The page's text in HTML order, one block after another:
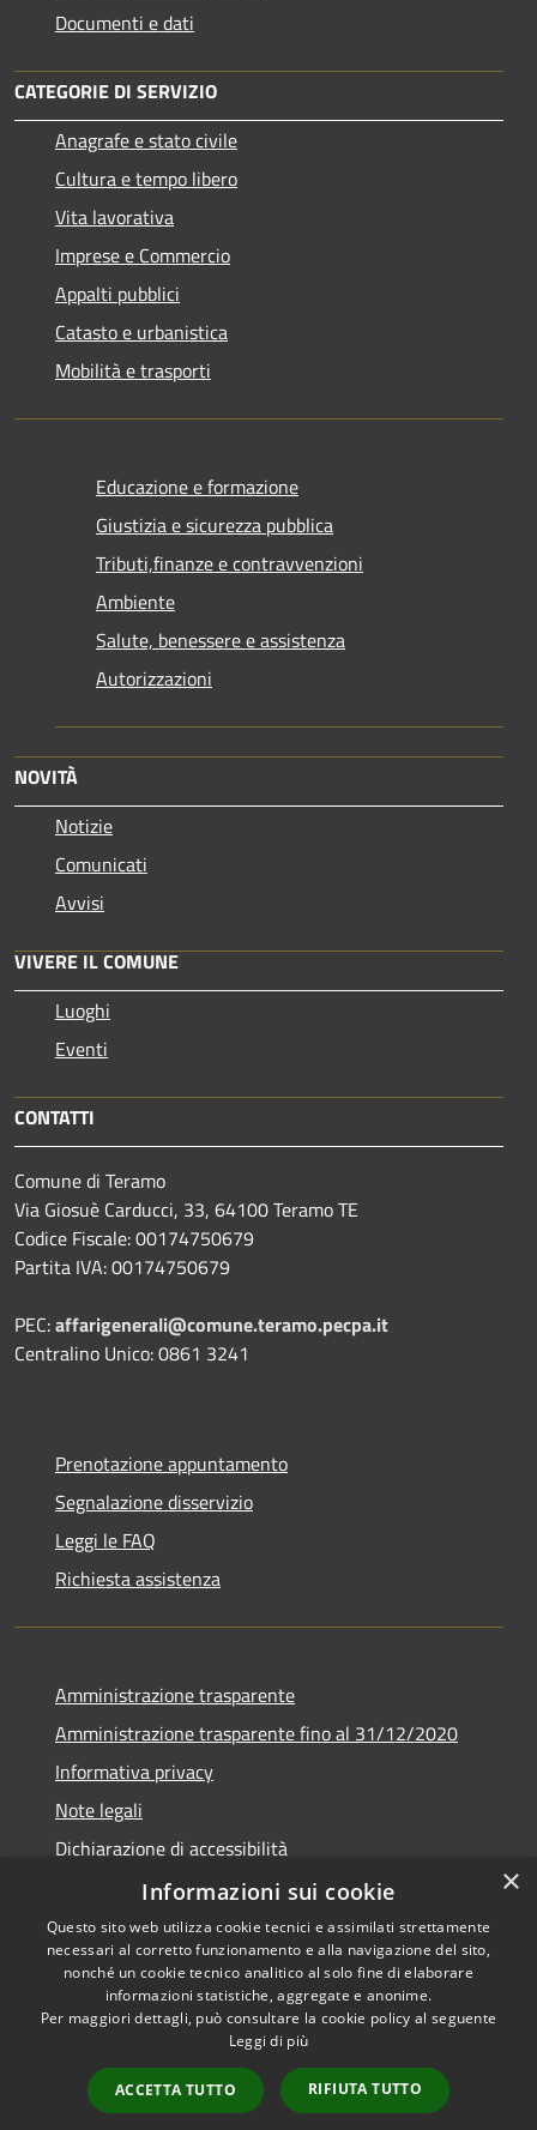
Documenti e dati
CATEGORIE DI SERVIZIO
Anagrafe e stato civile
Cultura e tempo libero
Vita lavorativa
Imprese e Commercio
Appalti pubblici
Catasto e urbanistica
Mobilità e trasporti
Educazione e formazione
Giustizia e sicurezza pubblica
Tributi,finanze e contravvenzioni
Ambiente
Salute, benessere e assistenza
Autorizzazioni
NOVITÀ
Notizie
Comunicati
Avvisi
VIVERE IL COMUNE
Luoghi
Eventi
CONTATTI
Comune di Teramo
Via Giosuè Carducci, 33, 64100 Teramo TE
Codice Fiscale: 00174750679
Partita IVA: 00174750679
PEC:affarigenerali@comune.teramo.pecpa.it
Centralino Unico: 0861 3241
Prenotazione appuntamento
Segnalazione disservizio
Leggi le FAQ
Richiesta assistenza
Amministrazione trasparente
Amministrazione trasparente fino al 31/12/2020
Informativa privacy
Note legali
Dichiarazione di accessibilità
Accessibilità
Privacy
Mappa del sito
Area riservata ai
Copyright © 2026 • Comune di
Teramo • Powered by
Municipium• Accesso
×
Informazioni sui cookie
Questo sito web utilizza cookie tecnici e assimilati strettamente
necessari al corretto funzionamento e alla navigazione del sito,
nonché un cookie tecnico analitico al solo fine di elaborare
informazioni statistiche, aggregate e anonime.
Per maggiori dettagli, può consultare la cookie policy al seguente
Leggi di più
ACCETTA TUTTO RIFIUTA TUTTO